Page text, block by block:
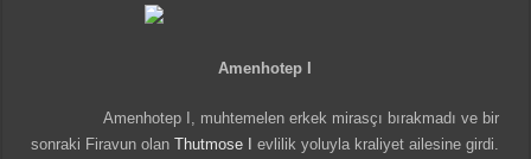
Amenhotep I
Amenhotep I, muhtemelen erkek mirasçı bırakmadı ve bir
sonraki Firavun olanThutmose I
evlilik yoluyla kraliyet ailesine girdi.